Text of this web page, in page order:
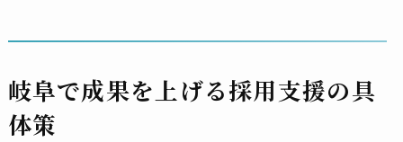
岐阜で成果を上げる採用支援の具
体策